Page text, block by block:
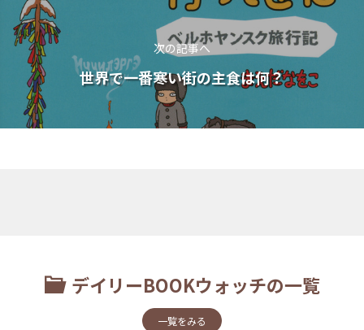
次の記事へ
世界で一番寒い街の主食は何？
デイリーBOOKウォッチの一覧
一覧をみる